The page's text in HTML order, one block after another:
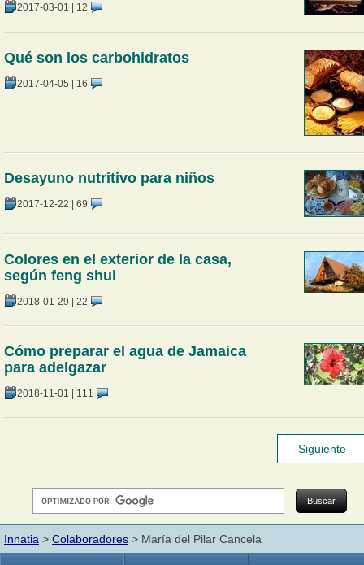
2017-03-01 | 12
Qué son los carbohidratos
2017-04-05 | 16
Desayuno nutritivo para niños
2017-12-22 | 69
Colores en el exterior de la casa,
según feng shui
2018-01-29 | 22
Cómo preparar el agua de Jamaica
para adelgazar
2018-11-01 | 111
Siguiente
Innatia > Colaboradores > María del Pilar Cancela